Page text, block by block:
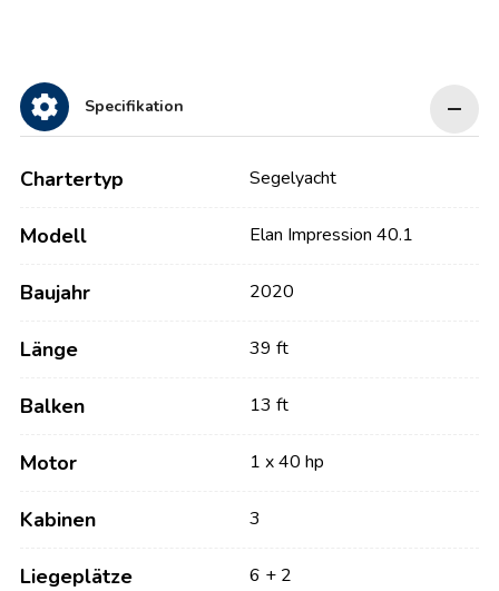
Specifikation
Chartertyp Segelyacht
Modell Elan Impression 40.1
Baujahr 2020
Länge 39 ft
Balken 13 ft
Motor 1 x 40 hp
Kabinen 3
Liegeplätze 6 + 2